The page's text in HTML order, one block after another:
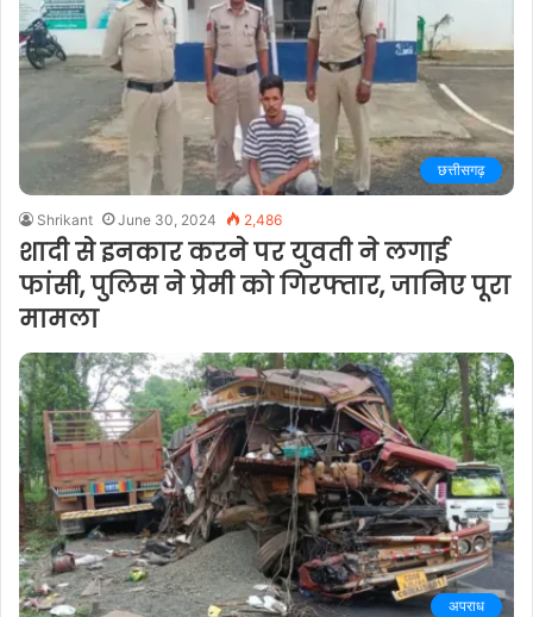
छत्तीसगढ़
Shrikant June 30, 2024 2,486
शादी से इनकार करने पर युवती ने लगाई
फांसी, पुलिस ने प्रेमी को गिरफ्तार, जानिए पूरा
मामला
अपराध